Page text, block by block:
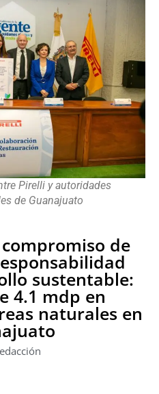
Pirelli y autoridades
de Guanajuato
de
sustentable:
4.1 mdp en
naturales en